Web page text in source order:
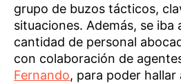
grupo de buzos tácticos,
situaciones. Además, se iba
cantidad de personal
con colaboración de
Fernando, para poder hallar